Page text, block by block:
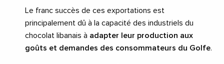
Le franc succès de ces exportations est
principalement dû à la capacité des industriels du
chocolat libanais à adapter leur production aux
goûts et demandes des consommateurs du Golfe.